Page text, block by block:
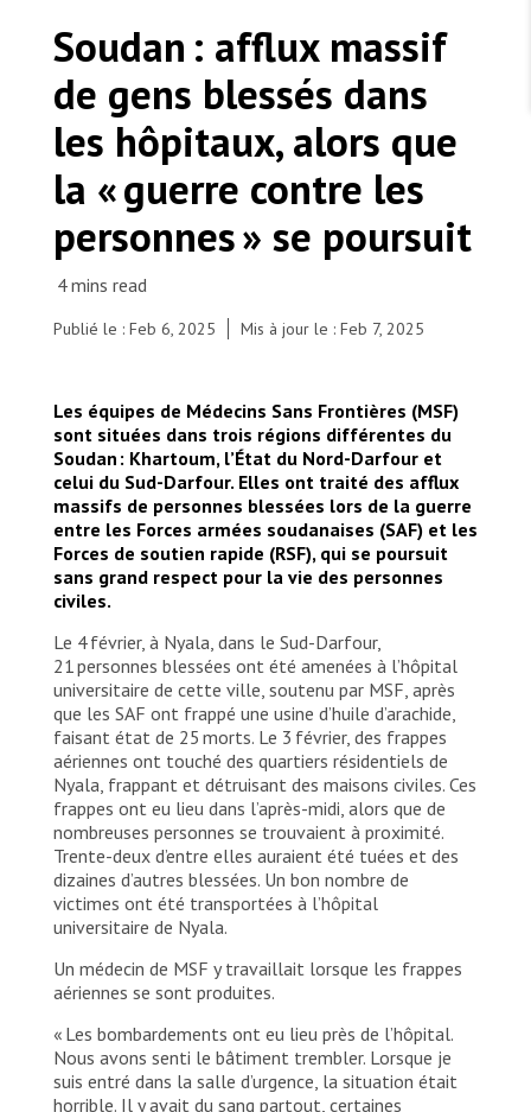
Les États négligent leur obligation de protéger les
personnes civiles et les services de santé en temps
de guerre
Urgence Ebola
Séismes au Venezuela : conséquences et intervention
de MSF
Dons des fondations
Partenariat d’entreprise
Les Amis de MSF
Travailler avec MSF
Travailler à l’étranger
Travailler au Canada
Des personnes déplacées arrivent à Tawila. Elles
expliquent les principales raisons qui les ont
poussées à changer d’endroit : la violence extrême,
les bombardements à répétition, la montée en
flèche des prix des produits de base et les pénuries
alimentaires. Soudan, 2024. © MSF
© MSF
Soudan : afflux massif
de gens blessés dans
les hôpitaux, alors que
la « guerre contre les
personnes » se poursuit
Publié le : Feb 6, 2025 Mis à jour le : Feb 7, 2025
Les équipes de Médecins Sans Frontières (MSF)
sont situées dans trois régions différentes du
Soudan : Khartoum, l’État du Nord-Darfour et
celui du Sud-Darfour. Elles ont traité des afflux
massifs de personnes blessées lors de la guerre
entre les Forces armées soudanaises (SAF) et les
Forces de soutien rapide (RSF), qui se poursuit
sans grand respect pour la vie des personnes
civiles.
Le 4 février, à Nyala, dans le Sud-Darfour,
21 personnes blessées ont été amenées à l’hôpital
universitaire de cette ville, soutenu par MSF, après
que les SAF ont frappé une usine d’huile d’arachide,
faisant état de 25 morts. Le 3 février, des frappes
aériennes ont touché des quartiers résidentiels de
Nyala, frappant et détruisant des maisons civiles. Ces
frappes ont eu lieu dans l’après-midi, alors que de
nombreuses personnes se trouvaient à proximité.
Trente-deux d’entre elles auraient été tuées et des
dizaines d’autres blessées. Un bon nombre de
victimes ont été transportées à l’hôpital
universitaire de Nyala.
Un médecin de MSF y travaillait lorsque les frappes
aériennes se sont produites.
« Les bombardements ont eu lieu près de l’hôpital.
Nous avons senti le bâtiment trembler. Lorsque je
suis entré dans la salle d’urgence, la situation était
horrible. Il y avait du sang partout, certaines